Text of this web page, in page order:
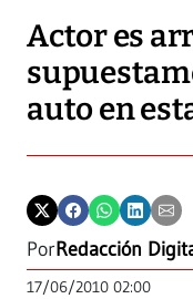
Actor es
auto en
PorRedacción
17/06/2010 02:00